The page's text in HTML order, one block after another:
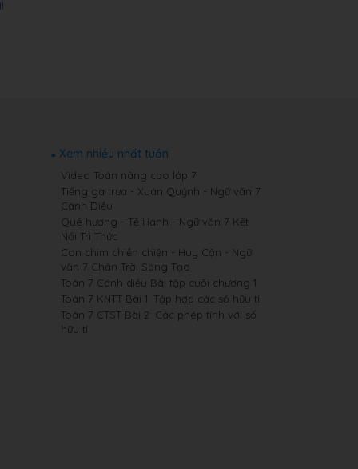
Xem nhiều nhất tuần
Video Toán nâng cao lớp 7
Tiếng gà trưa - Xuân Quỳnh - Ngữ văn 7
Cánh Diều
Quê hương - Tế Hanh - Ngữ văn 7 Kết
Nối Tri Thức
Con chim chiền chiện - Huy Cận - Ngữ
văn 7 Chân Trời Sáng Tạo
Toán 7 Cánh diều Bài tập cuối chương 1
Toán 7 KNTT Bài 1: Tập hợp các số hữu tỉ
Toán 7 CTST Bài 2: Các phép tính với số
hữu tỉ